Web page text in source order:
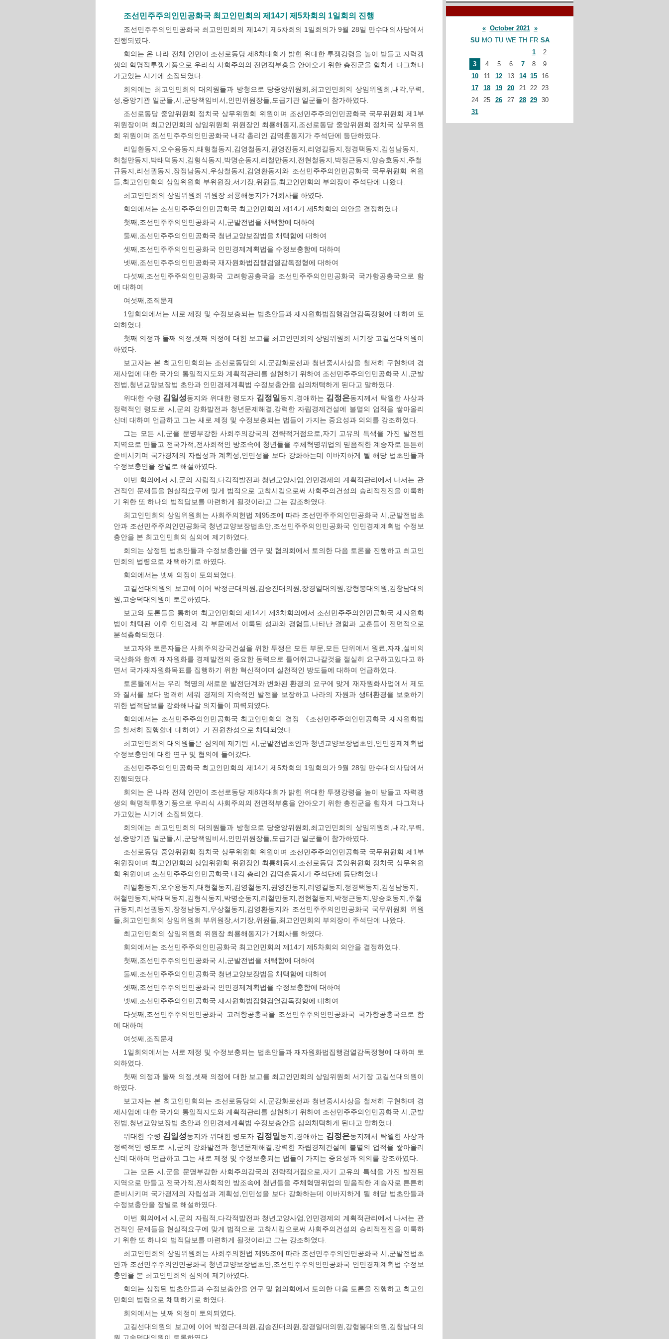
조선민주주의인민공화국 최고인민회의 제14기 제5차회의 1일회의 진행
조선민주주의인민공화국 최고인민회의 제14기 제5차회의 1일회의가 9월 28일 만수대의사당에서
진행되였다.
회의는 온 나라 전체 인민이 조선로동당 제8차대회가 밝힌 위대한 투쟁강령을 높이 받들고 자력갱
생의 혁명적투쟁기풍으로 우리식 사회주의의 전면적부흥을 안아오기 위한 총진군을 힘차게 다그쳐나
가고있는 시기에 소집되였다.
회의에는 최고인민회의 대의원들과 방청으로 당중앙위원회,최고인민회의 상임위원회,내각,무력,
성,중앙기관 일군들,시,군당책임비서,인민위원장들,도급기관 일군들이 참가하였다.
조선로동당 중앙위원회 정치국 상무위원회 위원이며 조선민주주의인민공화국 국무위원회 제1부
위원장이며 최고인민회의 상임위원회 위원장인 최룡해동지,조선로동당 중앙위원회 정치국 상무위원
회 위원이며 조선민주주의인민공화국 내각 총리인 김덕훈동지가 주석단에 등단하였다.
리일환동지,오수용동지,태형철동지,김영철동지,권영진동지,리영길동지,정경택동지,김성남동지,
허철만동지,박태덕동지,김형식동지,박명순동지,리철만동지,전현철동지,박정근동지,양승호동지,주철
규동지,리선권동지,장정남동지,우상철동지,김영환동지와 조선민주주의인민공화국 국무위원회 위원
들,최고인민회의 상임위원회 부위원장,서기장,위원들,최고인민회의 부의장이 주석단에 나왔다.
최고인민회의 상임위원회 위원장 최룡해동지가 개회사를 하였다.
회의에서는 조선민주주의인민공화국 최고인민회의 제14기 제5차회의 의안을 결정하였다.
첫째,조선민주주의인민공화국 시,군발전법을 채택함에 대하여
둘째,조선민주주의인민공화국 청년교양보장법을 채택함에 대하여
셋째,조선민주주의인민공화국 인민경제계획법을 수정보충함에 대하여
넷째,조선민주주의인민공화국 재자원화법집행검열감독정형에 대하여
다섯째,조선민주주의인민공화국 고려항공총국을 조선민주주의인민공화국 국가항공총국으로 함
에 대하여
여섯째,조직문제
1일회의에서는 새로 제정 및 수정보충되는 법초안들과 재자원화법집행검열감독정형에 대하여 토
의하였다.
첫째 의정과 둘째 의정,셋째 의정에 대한 보고를 최고인민회의 상임위원회 서기장 고길선대의원이
하였다.
보고자는 본 최고인민회의는 조선로동당의 시,군강화로선과 청년중시사상을 철저히 구현하며 경
제사업에 대한 국가의 통일적지도와 계획적관리를 실현하기 위하여 조선민주주의인민공화국 시,군발
전법,청년교양보장법 초안과 인민경제계획법 수정보충안을 심의채택하게 된다고 말하였다.
위대한 수령 김일성동지와 위대한 령도자 김정일 동지,경애하는 김정은동지께서 탁월한 사상과
정력적인 령도로 시,군의 강화발전과 청년문제해결,강력한 자립경제건설에 불멸의 업적을 쌓아올리
신데 대하여 언급하고 그는 새로 제정 및 수정보충되는 법들이 가지는 중요성과 의의를 강조하였다.
그는 모든 시,군을 문명부강한 사회주의강국의 전략적거점으로,자기 고유의 특색을 가진 발전된
지역으로 만들고 전국가적,전사회적인 방조속에 청년들을 주체혁명위업의 믿음직한 계승자로 튼튼히
준비시키며 국가경제의 자립성과 계획성,인민성을 보다 강화하는데 이바지하게 될 해당 법초안들과
수정보충안을 장별로 해설하였다.
이번 회의에서 시,군의 자립적,다각적발전과 청년교양사업,인민경제의 계획적관리에서 나서는 관
건적인 문제들을 현실적요구에 맞게 법적으로 고착시킴으로써 사회주의건설의 승리적전진을 이룩하
기 위한 또 하나의 법적담보를 마련하게 될것이라고 그는 강조하였다.
최고인민회의 상임위원회는 사회주의헌법 제95조에 따라 조선민주주의인민공화국 시,군발전법초
안과 조선민주주의인민공화국 청년교양보장법초안,조선민주주의인민공화국 인민경제계획법 수정보
충안을 본 최고인민회의 심의에 제기하였다.
회의는 상정된 법초안들과 수정보충안을 연구 및 협의회에서 토의한 다음 토론을 진행하고 최고인
민회의 법령으로 채택하기로 하였다.
회의에서는 넷째 의정이 토의되였다.
고길선대의원의 보고에 이어 박정근대의원,김승진대의원,장경일대의원,강형봉대의원,김창남대의
원,고송덕대의원이 토론하였다.
보고와 토론들을 통하여 최고인민회의 제14기 제3차회의에서 조선민주주의인민공화국 재자원화
법이 채택된 이후 인민경제 각 부문에서 이룩된 성과와 경험들,나타난 결함과 교훈들이 전면적으로
분석총화되였다.
보고자와 토론자들은 사회주의강국건설을 위한 투쟁은 모든 부문,모든 단위에서 원료,자재,설비의
국산화와 함께 재자원화를 경제발전의 중요한 동력으로 틀어쥐고나갈것을 절실히 요구하고있다고 하
면서 국가재자원화목표를 집행하기 위한 혁신적이며 실천적인 방도들에 대하여 언급하였다.
토론들에서는 우리 혁명의 새로운 발전단계와 변화된 환경의 요구에 맞게 재자원화사업에서 제도
와 질서를 보다 엄격히 세워 경제의 지속적인 발전을 보장하고 나라의 자원과 생태환경을 보호하기
위한 법적담보를 강화해나갈 의지들이 피력되였다.
회의에서는 조선민주주의인민공화국 최고인민회의 결정 《조선민주주의인민공화국 재자원화법
을 철저히 집행할데 대하여》가 전원찬성으로 채택되였다.
최고인민회의 대의원들은 심의에 제기된 시,군발전법초안과 청년교양보장법초안,인민경제계획법
수정보충안에 대한 연구 및 협의에 들어갔다.
조선민주주의인민공화국 최고인민회의 제14기 제5차회의 1일회의가 9월 28일 만수대의사당에서
진행되였다.
회의는 온 나라 전체 인민이 조선로동당 제8차대회가 밝힌 위대한 투쟁강령을 높이 받들고 자력갱
생의 혁명적투쟁기풍으로 우리식 사회주의의 전면적부흥을 안아오기 위한 총진군을 힘차게 다그쳐나
가고있는 시기에 소집되였다.
회의에는 최고인민회의 대의원들과 방청으로 당중앙위원회,최고인민회의 상임위원회,내각,무력,
성,중앙기관 일군들,시,군당책임비서,인민위원장들,도급기관 일군들이 참가하였다.
조선로동당 중앙위원회 정치국 상무위원회 위원이며 조선민주주의인민공화국 국무위원회 제1부
위원장이며 최고인민회의 상임위원회 위원장인 최룡해동지,조선로동당 중앙위원회 정치국 상무위원
회 위원이며 조선민주주의인민공화국 내각 총리인 김덕훈동지가 주석단에 등단하였다.
리일환동지,오수용동지,태형철동지,김영철동지,권영진동지,리영길동지,정경택동지,김성남동지,
허철만동지,박태덕동지,김형식동지,박명순동지,리철만동지,전현철동지,박정근동지,양승호동지,주철
규동지,리선권동지,장정남동지,우상철동지,김영환동지와 조선민주주의인민공화국 국무위원회 위원
들,최고인민회의 상임위원회 부위원장,서기장,위원들,최고인민회의 부의장이 주석단에 나왔다.
최고인민회의 상임위원회 위원장 최룡해동지가 개회사를 하였다.
회의에서는 조선민주주의인민공화국 최고인민회의 제14기 제5차회의 의안을 결정하였다.
첫째,조선민주주의인민공화국 시,군발전법을 채택함에 대하여
둘째,조선민주주의인민공화국 청년교양보장법을 채택함에 대하여
셋째,조선민주주의인민공화국 인민경제계획법을 수정보충함에 대하여
넷째,조선민주주의인민공화국 재자원화법집행검열감독정형에 대하여
다섯째,조선민주주의인민공화국 고려항공총국을 조선민주주의인민공화국 국가항공총국으로 함
에 대하여
여섯째,조직문제
1일회의에서는 새로 제정 및 수정보충되는 법초안들과 재자원화법집행검열감독정형에 대하여 토
의하였다.
첫째 의정과 둘째 의정,셋째 의정에 대한 보고를 최고인민회의 상임위원회 서기장 고길선대의원이
하였다.
보고자는 본 최고인민회의는 조선로동당의 시,군강화로선과 청년중시사상을 철저히 구현하며 경
제사업에 대한 국가의 통일적지도와 계획적관리를 실현하기 위하여 조선민주주의인민공화국 시,군발
전법,청년교양보장법 초안과 인민경제계획법 수정보충안을 심의채택하게 된다고 말하였다.
위대한 수령 김일성동지와 위대한 령도자 김정일 동지,경애하는 김정은동지께서 탁월한 사상과
정력적인 령도로 시,군의 강화발전과 청년문제해결,강력한 자립경제건설에 불멸의 업적을 쌓아올리
신데 대하여 언급하고 그는 새로 제정 및 수정보충되는 법들이 가지는 중요성과 의의를 강조하였다.
그는 모든 시,군을 문명부강한 사회주의강국의 전략적거점으로,자기 고유의 특색을 가진 발전된
지역으로 만들고 전국가적,전사회적인 방조속에 청년들을 주체혁명위업의 믿음직한 계승자로 튼튼히
준비시키며 국가경제의 자립성과 계획성,인민성을 보다 강화하는데 이바지하게 될 해당 법초안들과
수정보충안을 장별로 해설하였다.
이번 회의에서 시,군의 자립적,다각적발전과 청년교양사업,인민경제의 계획적관리에서 나서는 관
건적인 문제들을 현실적요구에 맞게 법적으로 고착시킴으로써 사회주의건설의 승리적전진을 이룩하
기 위한 또 하나의 법적담보를 마련하게 될것이라고 그는 강조하였다.
최고인민회의 상임위원회는 사회주의헌법 제95조에 따라 조선민주주의인민공화국 시,군발전법초
안과 조선민주주의인민공화국 청년교양보장법초안,조선민주주의인민공화국 인민경제계획법 수정보
충안을 본 최고인민회의 심의에 제기하였다.
회의는 상정된 법초안들과 수정보충안을 연구 및 협의회에서 토의한 다음 토론을 진행하고 최고인
민회의 법령으로 채택하기로 하였다.
회의에서는 넷째 의정이 토의되였다.
고길선대의원의 보고에 이어 박정근대의원,김승진대의원,장경일대의원,강형봉대의원,김창남대의
« October 2021 »
SU MO TU WE TH FR SA
1
2
3
4 5 6 7 8
9
10
11 12 13 14 15
16
17
18 19 20 21 22 23
24
25 26 27 28 29 30
31